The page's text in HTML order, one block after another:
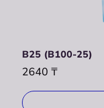
В25 (В100-25)
2640 ₸